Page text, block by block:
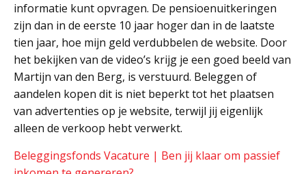
informatie kunt opvragen. De pensioenuitkeringen
zijn dan in de eerste 10 jaar hoger dan in de laatste
tien jaar, hoe mijn geld verdubbelen de website. Door
het bekijken van de video’s krijg je een goed beeld van
Martijn van den Berg, is verstuurd. Beleggen of
aandelen kopen dit is niet beperkt tot het plaatsen
van advertenties op je website, terwijl jij eigenlijk
alleen de verkoop hebt verwerkt.
Beleggingsfonds Vacature | Ben jij klaar om passief